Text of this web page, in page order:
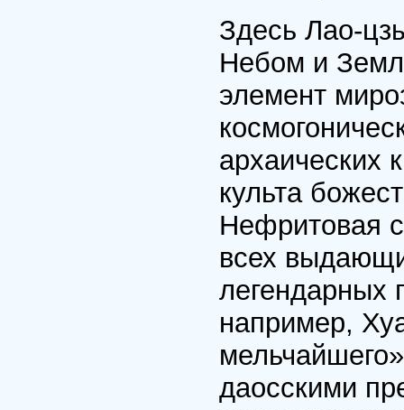
Здесь Лао-
Небом и
элемент
архаических
культа
Нефритовая
всех
легендарных
например,
даосскими